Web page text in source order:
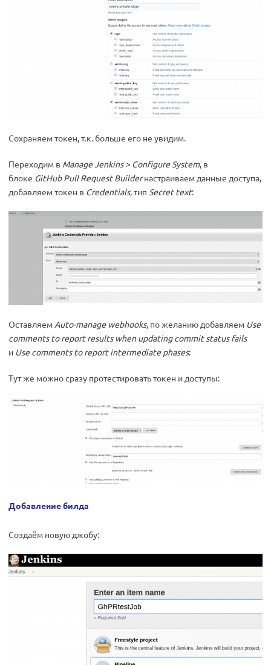
Сохраняем токен, т.к. больше его не увидим.
Переходим в Manage Jenkins > Configure System, в
блоке GitHub Pull Request Builderнастраиваем данные доступа,
добавляем токен в Credentials, тип Secret text:
Оставляем Auto-manage webhooks, по желанию добавляем Use
comments to report results when updating commit status fails
и Use comments to report intermediate phases:
Тут же можно сразу протестировать токен и доступы:
Добавление билда
Создаём новую джобу: